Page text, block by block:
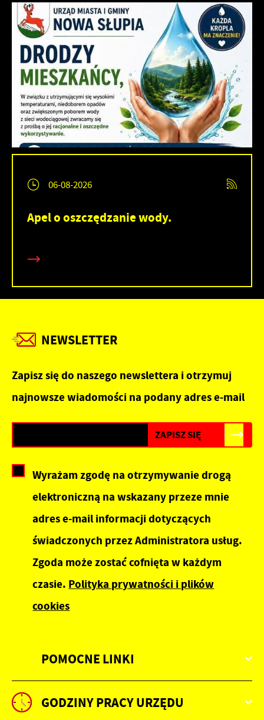
06-08-2026
Apel o oszczędzanie wody.
POMOCNE LINKI
NEWSLETTER
Zapisz się do naszego newslettera i otrzymuj
najnowsze wiadomości na podany adres e-mail
Wyrażam zgodę na otrzymywanie drogą
elektroniczną na wskazany przeze mnie
adres e-mail informacji dotyczących
świadczonych przez Administratora usług.
Zgoda może zostać cofnięta w każdym
czasie. Polityka prywatności i plików
cookies
GODZINY PRACY URZĘDU